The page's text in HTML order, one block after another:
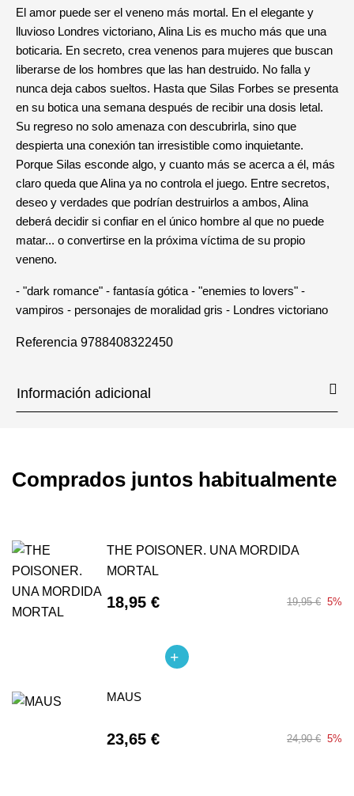
El amor puede ser el veneno más mortal. En el elegante y
lluvioso Londres victoriano, Alina Lis es mucho más que una
boticaria. En secreto, crea venenos para mujeres que buscan
liberarse de los hombres que las han destruido. No falla y
nunca deja cabos sueltos. Hasta que Silas Forbes se presenta
en su botica una semana después de recibir una dosis letal.
Su regreso no solo amenaza con descubrirla, sino que
despierta una conexión tan irresistible como inquietante.
Porque Silas esconde algo, y cuanto más se acerca a él, más
claro queda que Alina ya no controla el juego. Entre secretos,
deseo y verdades que podrían destruirlos a ambos, Alina
deberá decidir si confiar en el único hombre al que no puede
matar... o convertirse en la próxima víctima de su propio
veneno.
- "dark romance" - fantasía gótica - "enemies to lovers" -
vampiros - personajes de moralidad gris - Londres victoriano
Referencia 9788408322450
Información adicional
Comprados juntos habitualmente
THE POISONER. UNA MORDIDA
MORTAL
18,95 € 19,95 € 5%
MAUS
23,65 € 24,90 € 5%